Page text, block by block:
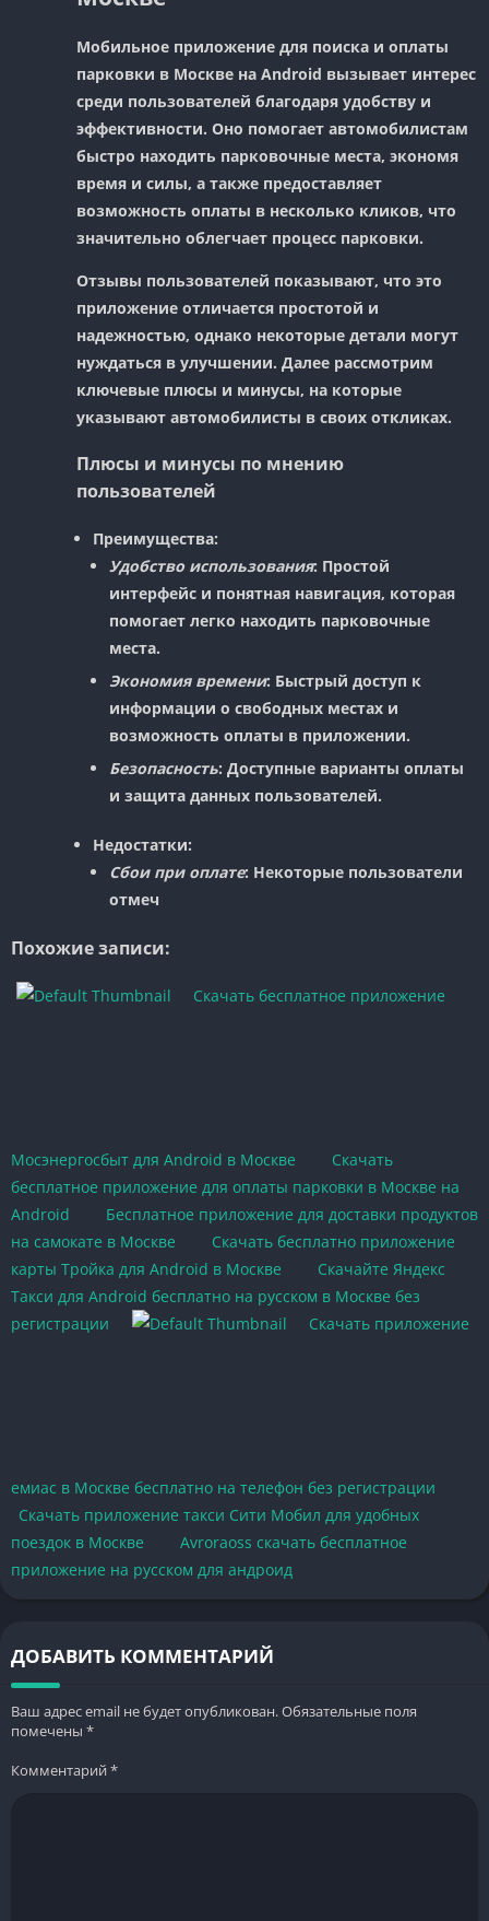
Мобильное приложение для поиска и оплаты
парковки в Москве на Android вызывает интерес
среди пользователей благодаря удобству и
эффективности. Оно помогает автомобилистам
быстро находить парковочные места, экономя
время и силы, а также предоставляет
возможность оплаты в несколько кликов, что
значительно облегчает процесс парковки.
Отзывы пользователей показывают, что это
приложение отличается простотой и
надежностью, однако некоторые детали могут
нуждаться в улучшении. Далее рассмотрим
ключевые плюсы и минусы, на которые
указывают автомобилисты в своих откликах.
Плюсы и минусы по мнению
пользователей
Преимущества:
Удобство использования: Простой
интерфейс и понятная навигация, которая
помогает легко находить парковочные
места.
Экономия времени: Быстрый доступ к
информации о свободных местах и
возможность оплаты в приложении.
Безопасность: Доступные варианты оплаты
и защита данных пользователей.
Недостатки:
Сбои при оплате: Некоторые пользователи
отмеч
Похожие записи:
Скачать бесплатное приложение
Мосэнергосбыт для Android в Москве
Скачать
бесплатное приложение для оплаты парковки в Москве на
Android
Бесплатное приложение для доставки продуктов
на самокате в Москве
Скачать бесплатно приложение
карты Тройка для Android в Москве
Скачайте Яндекс
Такси для Android бесплатно на русском в Москве без
регистрации
Скачать приложение
емиас в Москве бесплатно на телефон без регистрации
Скачать приложение такси Сити Мобил для удобных
поездок в Москве
Avroraoss скачать бесплатное
приложение на русском для андроид
ДОБАВИТЬ КОММЕНТАРИЙ
Ваш адрес email не будет опубликован.Обязательные поля
помечены *
Комментарий*